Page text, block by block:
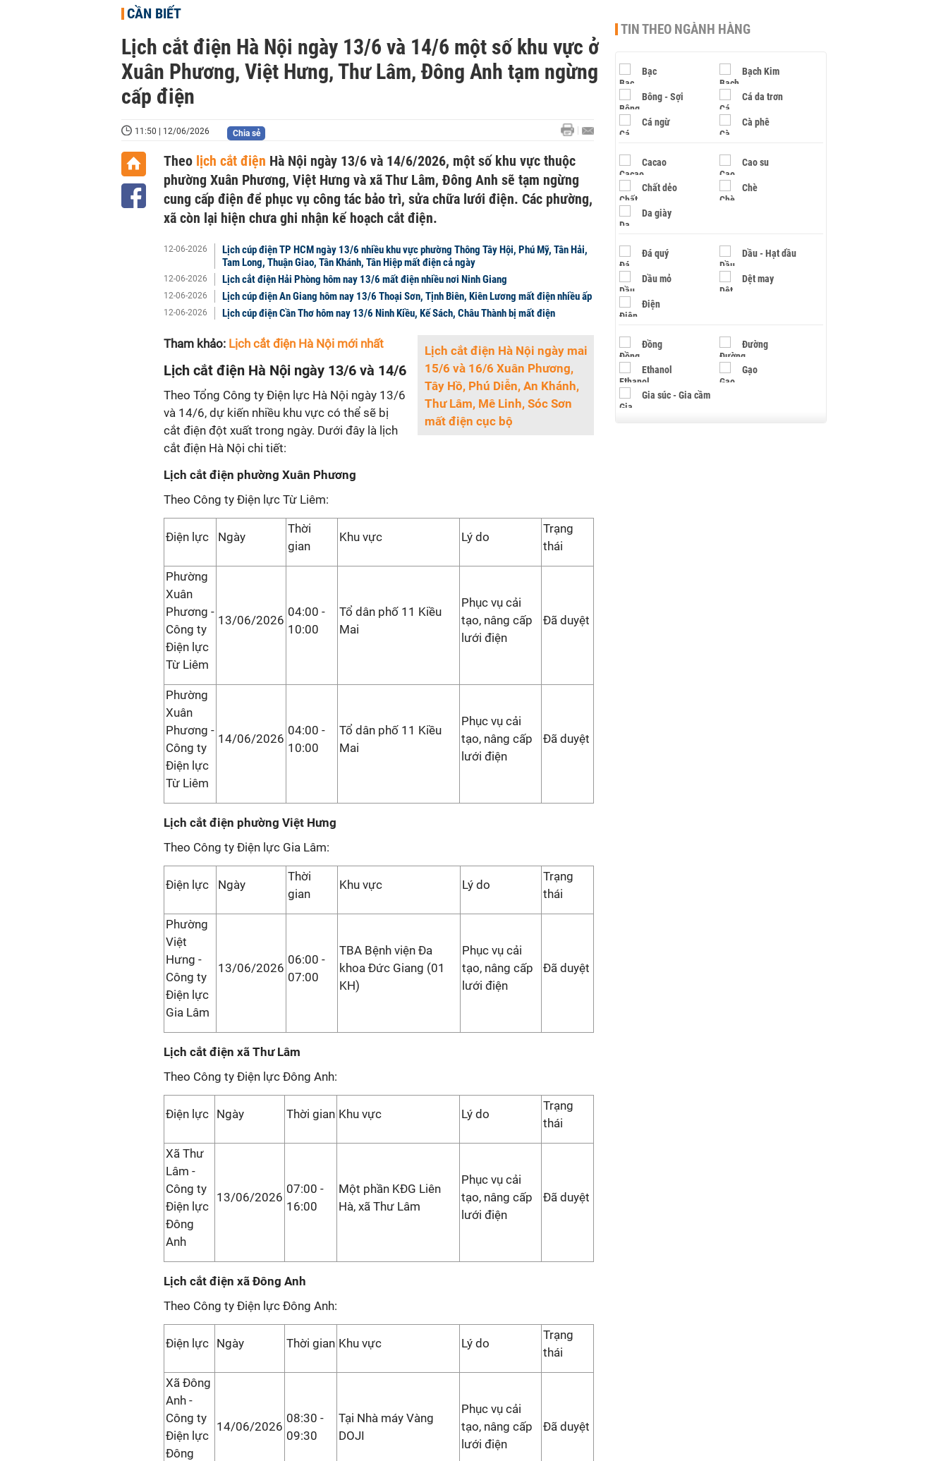
CẦN BIẾT
Lịch cắt điện Hà Nội ngày 13/6 và 14/6 một số khu vực ở
Xuân Phương, Việt Hưng, Thư Lâm, Đông Anh tạm ngừng
cấp điện
11:50 | 12/06/2026 Chia sẻ
Theo lịch cắt điện Hà Nội ngày 13/6 và 14/6/2026, một số khu vực thuộc
phường Xuân Phương, Việt Hưng và xã Thư Lâm, Đông Anh sẽ tạm ngừng
cung cấp điện để phục vụ công tác bảo trì, sửa chữa lưới điện. Các phường,
xã còn lại hiện chưa ghi nhận kế hoạch cắt điện.
12-06-2026
Lịch cúp điện TP HCM ngày 13/6 nhiều khu vực phường Thông Tây Hội, Phú Mỹ, Tân Hải,
Tam Long, Thuận Giao, Tân Khánh, Tân Hiệp mất điện cả ngày
12-06-2026 Lịch cắt điện Hải Phòng hôm nay 13/6 mất điện nhiều nơi Ninh Giang
12-06-2026 Lịch cúp điện An Giang hôm nay 13/6 Thoại Sơn, Tịnh Biên, Kiên Lương mất điện nhiều ấp
12-06-2026 Lịch cúp điện Cần Thơ hôm nay 13/6 Ninh Kiều, Kế Sách, Châu Thành bị mất điện
Lịch cắt điện Hà Nội ngày mai
15/6 và 16/6 Xuân Phương,
Tây Hồ, Phú Diễn, An Khánh,
Thư Lâm, Mê Linh, Sóc Sơn
mất điện cục bộ
Tham khảo: Lịch cắt điện Hà Nội mới nhất
Lịch cắt điện Hà Nội ngày 13/6 và 14/6
Theo Tổng Công ty Điện lực Hà Nội ngày 13/6
và 14/6, dự kiến nhiều khu vực có thể sẽ bị
cắt điện đột xuất trong ngày. Dưới đây là lịch
cắt điện Hà Nội chi tiết:
Lịch cắt điện phường Xuân Phương
Theo Công ty Điện lực Từ Liêm:
Điện lực Ngày
Thời
gian
Khu vực Lý do
Trạng
thái
Phường
Xuân
Phương -
Công ty
Điện lực
Từ Liêm
13/06/2026
04:00 -
10:00
Tổ dân phố 11 Kiều
Mai
Phục vụ cải
tạo, nâng cấp
lưới điện
Đã duyệt
Phường
Xuân
Phương -
Công ty
Điện lực
Từ Liêm
14/06/2026
04:00 -
10:00
Tổ dân phố 11 Kiều
Mai
Phục vụ cải
tạo, nâng cấp
lưới điện
Đã duyệt
Lịch cắt điện phường Việt Hưng
Theo Công ty Điện lực Gia Lâm:
Điện lực Ngày
Thời
gian
Khu vực Lý do
Trạng
thái
Phường
Việt
Hưng -
Công ty
Điện lực
Gia Lâm
13/06/2026
06:00 -
07:00
TBA Bệnh viện Đa
khoa Đức Giang (01
KH)
Phục vụ cải
tạo, nâng cấp
lưới điện
Đã duyệt
Lịch cắt điện xã Thư Lâm
Theo Công ty Điện lực Đông Anh:
Điện lực Ngày Thời gian Khu vực Lý do
Trạng
thái
Xã Thư
Lâm -
Công ty
Điện lực
Đông
Anh
13/06/2026
07:00 -
16:00
Một phần KĐG Liên
Hà, xã Thư Lâm
Phục vụ cải
tạo, nâng cấp
lưới điện
Đã duyệt
Lịch cắt điện xã Đông Anh
Theo Công ty Điện lực Đông Anh:
Điện lực Ngày Thời gian Khu vực Lý do
Trạng
thái
Xã Đông
Anh -
Công ty
Điện lực
Đông
14/06/2026
08:30 -
09:30
Tại Nhà máy Vàng
DOJI
Phục vụ cải
tạo, nâng cấp
lưới điện
Đã duyệt
TIN THEO NGÀNH HÀNG
Bạc Bạch Kim
Bông - Sợi Cá da trơn
Cá ngừ Cà phê
Cacao Cao su
Chất dẻo Chè
Da giày
Đá quý Dầu - Hạt dầu
Dầu mỏ Dệt may
Điện
Đồng Đường
Ethanol Gạo
Gia súc - Gia cầm